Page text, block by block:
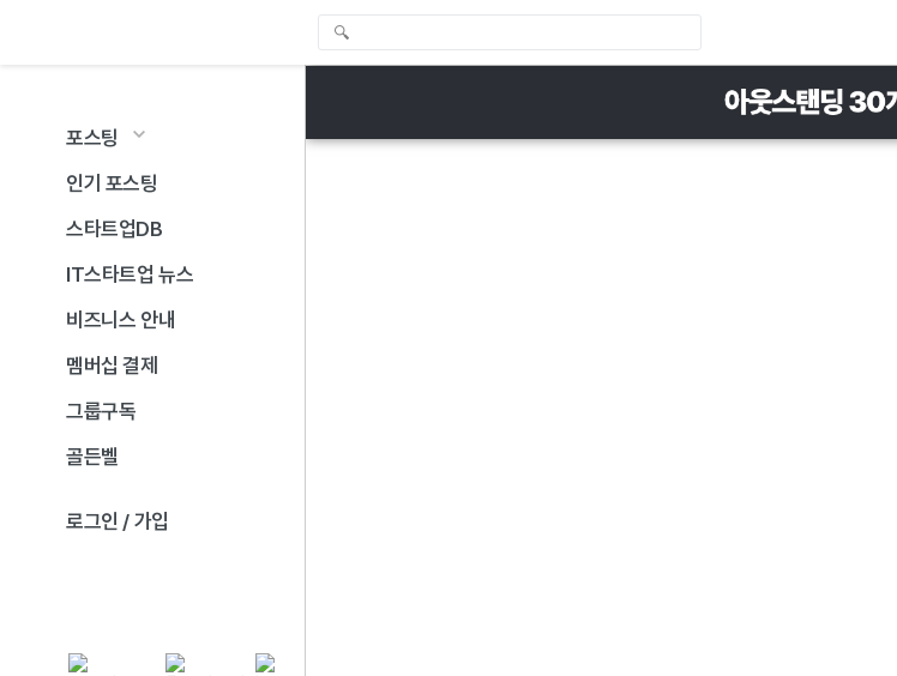
포스팅
인기 포스팅
스타트업DB
IT스타트업 뉴스
비즈니스 안내
멤버십 결제
그룹구독
골든벨
로그인 / 가입